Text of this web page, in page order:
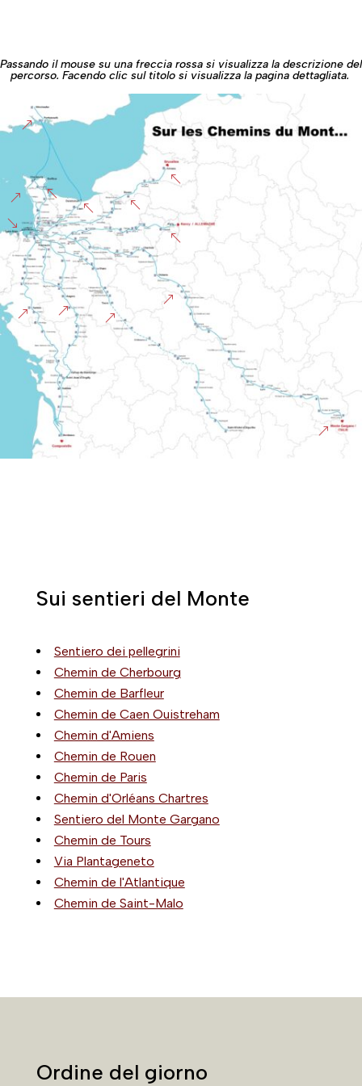
Passando il mouse su una freccia rossa si visualizza la descrizione del
percorso. Facendo clic sul titolo si visualizza la pagina dettagliata.
&
&
%
%
%
%
%
&
&
&
&
&
'
Sui sentieri del Monte
Sentiero dei pellegrini
Chemin de Cherbourg
Chemin de Barfleur
Chemin de Caen Ouistreham
Chemin d'Amiens
Chemin de Rouen
Chemin de Paris
Chemin d'Orléans Chartres
Sentiero del Monte Gargano
Chemin de Tours
Via Plantageneto
Chemin de l'Atlantique
Chemin de Saint-Malo
Ordine del giorno